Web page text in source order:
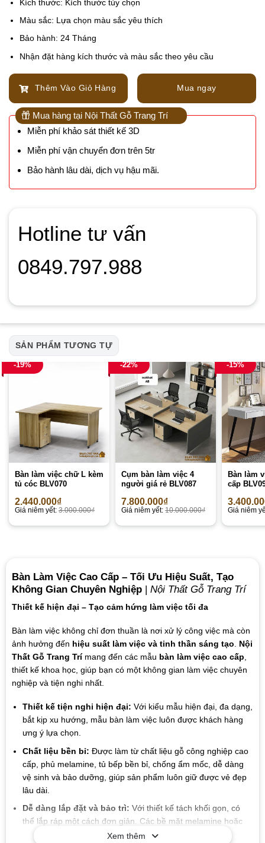
Kích thước: Kích thước tùy chọn
Màu sắc: Lựa chọn màu sắc yêu thích
Bảo hành: 24 Tháng
Nhận đặt hàng kích thước và màu sắc theo yêu cầu
Thêm Vào Giỏ Hàng Mua ngay
Mua hàng tại Nội Thất Gỗ Trang Trí
Miễn phí khảo sát thiết kế 3D
Miễn phí vận chuyển đơn trên 5tr
Bảo hành lâu dài, dịch vụ hậu mãi.
Hotline tư vấn
0849.797.988
SẢN PHẨM TƯƠNG TỰ
-19%
Bàn làm việc chữ L kèm
tủ cóc BLV070
2.440.000₫
Giá niêm yết: 3.000.000₫
-22%
Cụm bàn làm việc 4
người giá rẻ BLV087
7.800.000₫
Giá niêm yết: 10.000.000₫
-15%
Bàn làm
cấp
Giá niêm
Bàn Làm Việc Cao Cấp – Tối Ưu Hiệu Suất, Tạo
Không Gian Chuyên Nghiệp | Nội Thất Gỗ Trang Trí
Thiết kế hiện đại – Tạo cảm hứng làm việc tối đa
Bàn làm việc không chỉ đơn thuần là nơi xử lý công việc mà còn
ảnh hưởng đến hiệu suất làm việc và tinh thần sáng tạo
Nội
Thất Gỗ Trang Trímang đến các mẫu bàn làm việc cao cấp
thiết kế khoa học, giúp bạn có một không gian làm việc chuyên
nghiệp và tiện nghi nhất.
Thiết kế tiện nghi hiện đại: Với kiểu mẫu hiện đại, đa dạng,
bắt kịp xu hướng, mẫu bàn làm việc luôn được khách hàng
ưng ý lựa chọn.
Chất liệu bền bỉ: Được làm từ chất liệu gỗ công nghiệp cao
cấp, phủ melamine, tủ bếp bền bỉ, chống ẩm mốc, dễ dàng
vệ sinh và bảo dưỡng, giúp sản phẩm luôn giữ được vẻ đẹp
lâu dài.
Dễ dàng lắp đặt và bảo trì: Với thiết kế tách khối gọn, có
thể lắp ráp một cách đơn giản. Các bề mặt melamine hoặc
sơn chống thấm giúp việc vệ sinh và bảo dưỡng.
Xem thêm